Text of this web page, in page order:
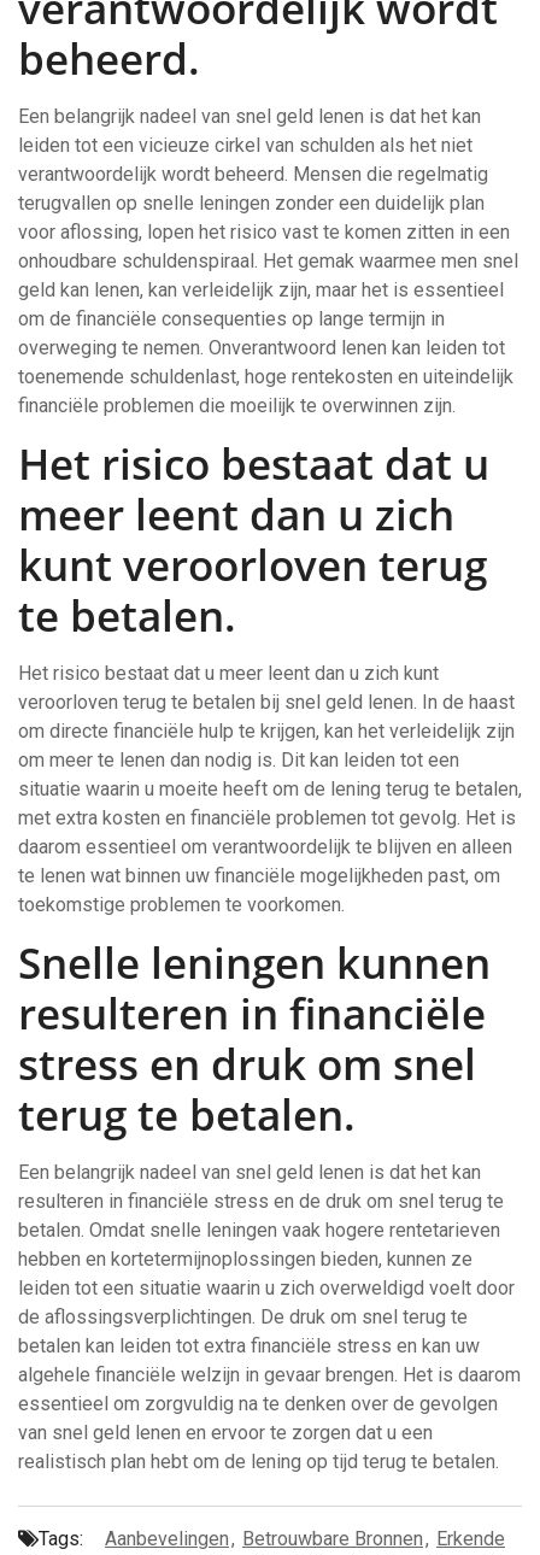
beheerd.
Een belangrijk nadeel van snel geld lenen is dat het kan
leiden tot een vicieuze cirkel van schulden als het niet
verantwoordelijk wordt beheerd. Mensen die regelmatig
terugvallen op snelle leningen zonder een duidelijk plan
voor aflossing, lopen het risico vast te komen zitten in een
onhoudbare schuldenspiraal. Het gemak waarmee men snel
geld kan lenen, kan verleidelijk zijn, maar het is essentieel
om de financiële consequenties op lange termijn in
overweging te nemen. Onverantwoord lenen kan leiden tot
toenemende schuldenlast, hoge rentekosten en uiteindelijk
financiële problemen die moeilijk te overwinnen zijn.
Het risico bestaat dat u
meer leent dan u zich
kunt veroorloven terug
te betalen.
Het risico bestaat dat u meer leent dan u zich kunt
veroorloven terug te betalen bij snel geld lenen. In de haast
om directe financiële hulp te krijgen, kan het verleidelijk zijn
om meer te lenen dan nodig is. Dit kan leiden tot een
situatie waarin u moeite heeft om de lening terug te betalen,
met extra kosten en financiële problemen tot gevolg. Het is
daarom essentieel om verantwoordelijk te blijven en alleen
te lenen wat binnen uw financiële mogelijkheden past, om
toekomstige problemen te voorkomen.
Snelle leningen kunnen
resulteren in financiële
stress en druk om snel
terug te betalen.
Een belangrijk nadeel van snel geld lenen is dat het kan
resulteren in financiële stress en de druk om snel terug te
betalen. Omdat snelle leningen vaak hogere rentetarieven
hebben en kortetermijnoplossingen bieden, kunnen ze
leiden tot een situatie waarin u zich overweldigd voelt door
de aflossingsverplichtingen. De druk om snel terug te
betalen kan leiden tot extra financiële stress en kan uw
algehele financiële welzijn in gevaar brengen. Het is daarom
essentieel om zorgvuldig na te denken over de gevolgen
van snel geld lenen en ervoor te zorgen dat u een
realistisch plan hebt om de lening op tijd terug te betalen.
Tags: Aanbevelingen, Betrouwbare Bronnen, Erkende